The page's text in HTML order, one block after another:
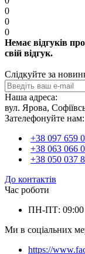
0
0
0
Немає відгуків
свій відгук.
Слідкуйте за
Наша адреса:
вул. Ярова,
Зателефонуйте нам:
+38 097 659
+38 063 066
+38 050 037
До контактів
Час роботи
ПН-ПТ: 09:00
Ми в соціальних
https://